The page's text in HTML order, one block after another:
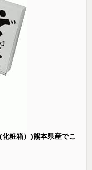
粧箱）)熊本県産でこ